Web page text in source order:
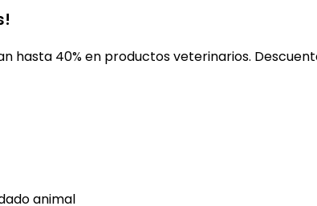
hasta 40% en productos veterinarios.
animal